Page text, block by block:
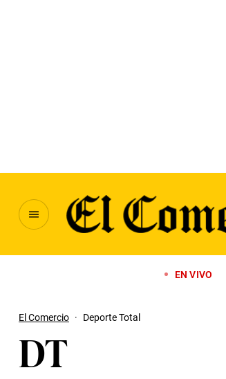
EN VIVO
El Comercio · Deporte Total
DT